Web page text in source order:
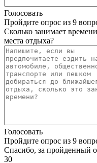
Голосовать
Пройдите опрос из 9
Сколько занимает
места отдыха?
Голосовать
Пройдите опрос из 9
Спасибо, за пройденный
30